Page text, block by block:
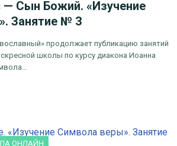
— Сын Божий. «Изучение
Занятие № 3
продолжает публикацию занятий
школы по курсу диакона Иоанна
ОНЛАЙН